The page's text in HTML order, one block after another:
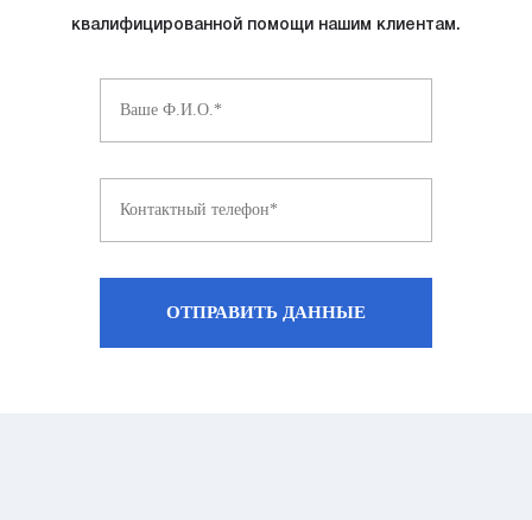
квалифицированной помощи нашим клиентам.
ОТПРАВИТЬ ДАННЫЕ